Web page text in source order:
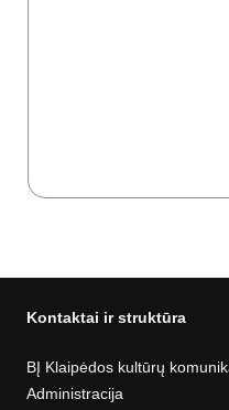
Kontaktai ir struktūra
BĮ Klaipėdos kultūrų
Administracija